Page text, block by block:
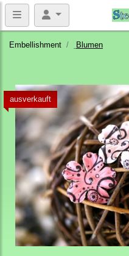
Embellishment Blumen
ausverkauft